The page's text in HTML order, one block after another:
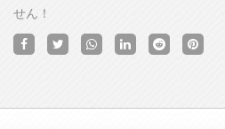
せん！